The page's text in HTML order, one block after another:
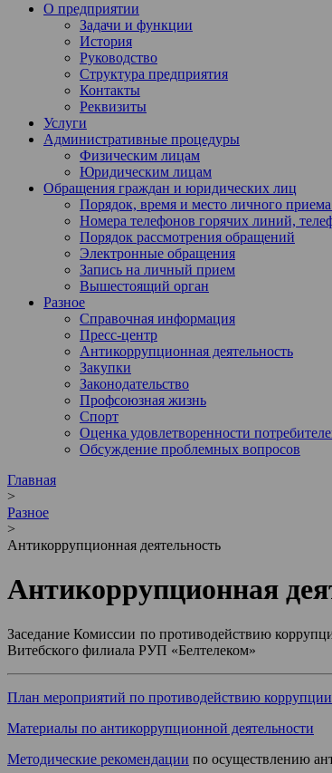
О предприятии
Задачи и функции
История
Руководство
Структура предприятия
Контакты
Реквизиты
Услуги
Административные процедуры
Физическим лицам
Юридическим лицам
Обращения граждан и юридических лиц
Порядок, время и место личного
Номера телефонов горячих линий,
Порядок рассмотрения обращений
Электронные обращения
Запись на личный прием
Вышестоящий орган
Разное
Справочная информация
Пресс-центр
Антикоррупционная деятельность
Закупки
Законодательство
Профсоюзная жизнь
Спорт
Оценка удовлетворенности
Обсуждение проблемных вопросов
Главная
>
Разное
>
Антикоррупционная деятельность
Антикоррупционная
Заседание Комиссии по противодействию
Витебского филиала РУП «Белтелеком»
План мероприятий по противодействию
Материалы по антикоррупционной деятельности
Методические рекомендации по осуществлению